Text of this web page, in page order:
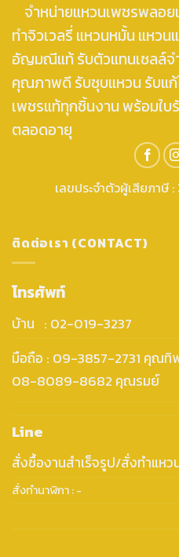
จำหน่ายแหวนเพชรพลอย
ทำจิวเวลรี่ แหวนหมั้น แหว
อัญมณีแท้ รับตัวแทนเซลล์จ
คุณภาพดี รับชุบแหวน รับแ
เพชรแท้ทุกชิ้นงาน พร้อมใบ
ตลอดอายุ
เลขประจำตัวผู้เสียภา
ติดต่อเรา (CONTACT)
โทรศัพท์
บ้าน : 02-019-3237
มือถือ : 09-3857-2731 คุณ
08-8089-8682 คุณรมย์
Line
สั่งซื้องานสำเร็จรูป/สั่งทำแหว
สั่งทำนาฬิกา : -